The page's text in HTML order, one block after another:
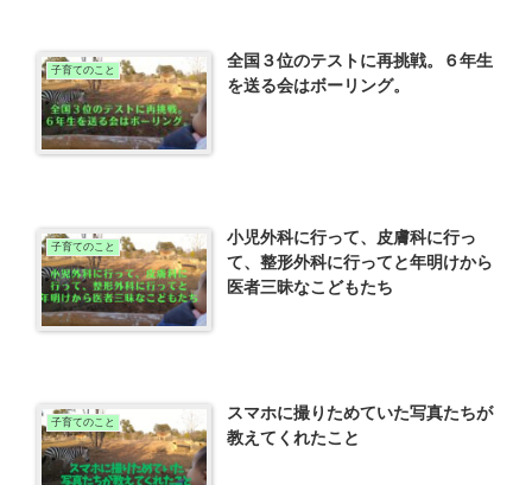
子育てのこと
全国３位のテストに再挑戦。６年生
を送る会はボーリング。
子育てのこと
小児外科に行って、皮膚科に行っ
て、整形外科に行ってと年明けから
医者三昧なこどもたち
子育てのこと
スマホに撮りためていた写真たちが
教えてくれたこと